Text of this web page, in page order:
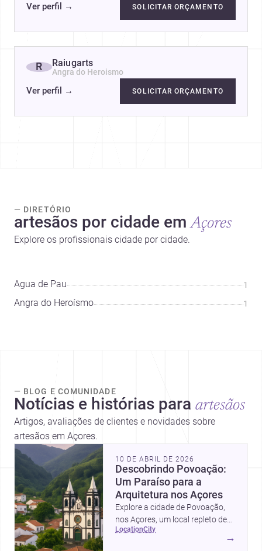
Ver perfil → SOLICITAR ORÇAMENTO
R Raiugarts
Angra do Heroismo
Ver perfil → SOLICITAR ORÇAMENTO
— DIRETÓRIO
artesãos por cidade em Açores
Explore os profissionais cidade por cidade.
Água de Pau 1
Angra do Heroísmo 1
— BLOG E COMUNIDADE
Notícias e histórias para artesãos
Artigos, avaliações de clientes e novidades sobre
artesãos em Açores.
10 DE ABRIL DE 2026
Descobrindo Povoação:
Um Paraíso para a
Arquitetura nos Açores
Explore a cidade de Povoação,
nos Açores, um local repleto de
oportunidades e beleza
location city
→